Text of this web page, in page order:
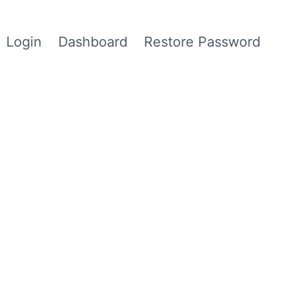
Login Dashboard Restore Password